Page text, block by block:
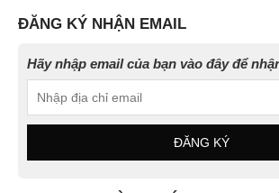
ĐĂNG KÝ NHẬN EMAIL
Hãy nhập email của bạn vào đây để